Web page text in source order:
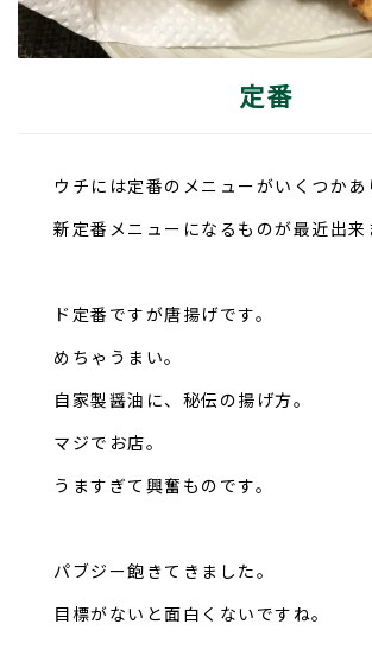
定番
ウチには定番のメニューがいくつかあ
新定番メニューになるものが最近出来
ド定番ですが唐揚げです。
めちゃうまい。
自家製醤油に、秘伝の揚げ方。
マジでお店。
うますぎて興奮ものです。
パブジー飽きてきました。
目標がないと面白くないですね。